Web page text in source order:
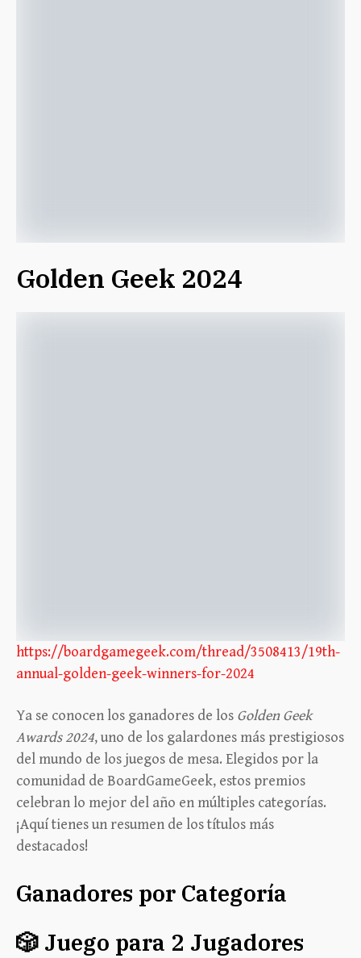
Golden Geek 2024
https://boardgamegeek.com/thread/3508413/19th-
annual-golden-geek-winners-for-2024
Ya se conocen los ganadores de los Golden Geek
Awards 2024, uno de los galardones más prestigiosos
del mundo de los juegos de mesa. Elegidos por la
comunidad de BoardGameGeek, estos premios
celebran lo mejor del año en múltiples categorías.
¡Aquí tienes un resumen de los títulos más
destacados!
Ganadores por Categoría
🎲 Juego para 2 Jugadores